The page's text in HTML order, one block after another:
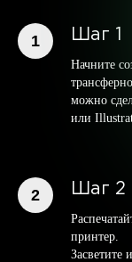
Шаг 1
Начните
можно
или
Шаг 2
принтер.
Засветите